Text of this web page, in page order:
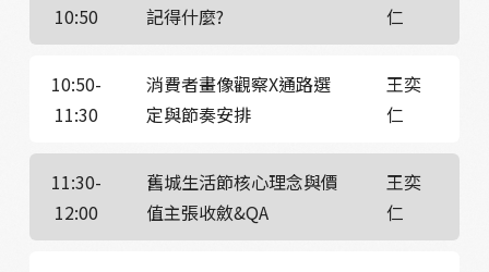
10:50
記得什麼?
仁
10:50-
11:30
消費者畫像觀察X通路選
定與節奏安排
王奕
仁
11:30-
12:00
舊城生活節核心理念與價
值主張收斂&QA
王奕
仁